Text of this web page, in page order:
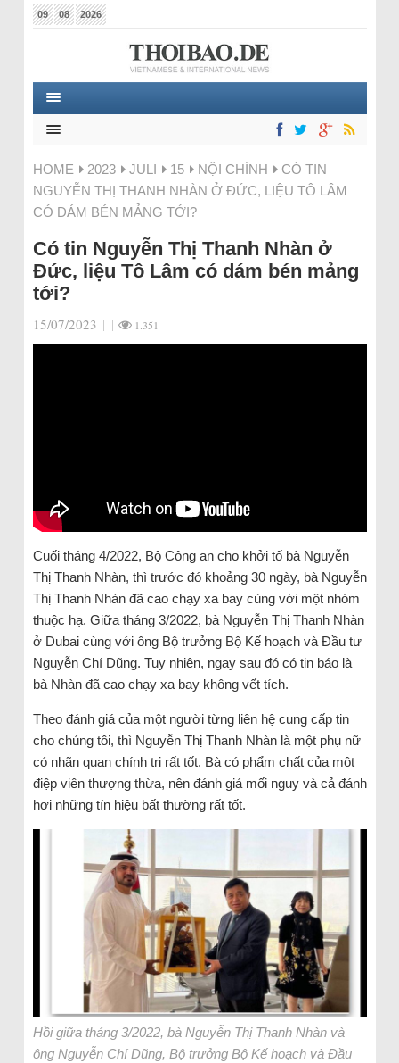
09 08 2026
HOME 2023 JULI 15 NỘI CHÍNH
CÓ TIN
NGUYỄN THỊ THANH NHÀN Ở ĐỨC, LIỆU TÔ LÂM
CÓ DÁM BÉN MẢNG TỚI?
Có tin Nguyễn Thị Thanh Nhàn ở
Đức, liệu Tô Lâm có dám bén mảng
tới?
15/07/2023 | | 1.351
Cuối tháng 4/2022, Bộ Công an cho khởi tố bà Nguyễn
Thị Thanh Nhàn, thì trước đó khoảng 30 ngày, bà Nguyễn
Thị Thanh Nhàn đã cao chạy xa bay cùng với một nhóm
thuộc hạ. Giữa tháng 3/2022, bà Nguyễn Thị Thanh Nhàn
ở Dubai cùng với ông Bộ trưởng Bộ Kế hoạch và Đầu tư
Nguyễn Chí Dũng. Tuy nhiên, ngay sau đó có tin báo là
bà Nhàn đã cao chạy xa bay không vết tích.
Theo đánh giá của một người từng liên hệ cung cấp tin
cho chúng tôi, thì Nguyễn Thị Thanh Nhàn là một phụ nữ
có nhãn quan chính trị rất tốt. Bà có phẩm chất của một
điệp viên thượng thừa, nên đánh giá mối nguy và cả đánh
hơi những tín hiệu bất thường rất tốt.
Hồi giữa tháng 3/2022, bà Nguyễn Thị Thanh Nhàn và
ông Nguyễn Chí Dũng, Bộ trưởng Bộ Kế hoạch và Đầu